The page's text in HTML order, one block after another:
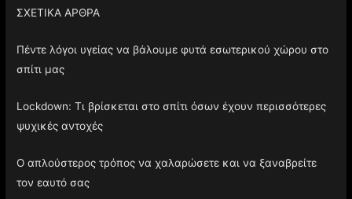
ΣΧΕΤΙΚΑ ΑΡΘΡΑ
Πέντε λόγοι υγείας να βάλουμε φυτά εσωτερικού χώρου στο
σπίτι μας
Lockdown: Τι βρίσκεται στο σπίτι όσων έχουν περισσότερες
ψυχικές αντοχές
Ο απλούστερος τρόπος να χαλαρώσετε και να ξαναβρείτε
τον εαυτό σας